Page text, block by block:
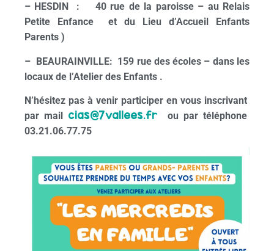
– HESDIN : 40 rue de la paroisse – au Relais
Petite Enfance
et du Lieu d’Accueil Enfants
Parents )
– BEAURAINVILLE: 159 rue des écoles – dans les
locaux de l’Atelier des Enfants .
N’hésitez pas à venir participer en vous inscrivant
par mail cias@7vallees.fr ou par téléphone
03.21.06.77.75